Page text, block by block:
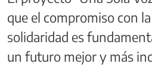
que el compromiso con
solidaridad es
un futuro mejor y más